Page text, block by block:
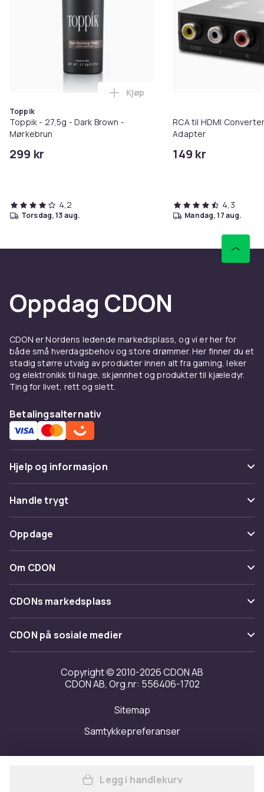
Toppik
Toppik - 27,5g - Dark Brown -
Mørkebrun
299 kr
Legg Toppik - 27,5g - Dark
Kjøp
4,2
torsdag, 13 aug.
RCA til HDMI
Adapter
149 kr
4,3
mandag, 17 aug.
Oppdag CDON
CDON er Nordens ledende markedsplass, og vi er her for
både små hverdagsbehov og store drømmer. Her finner du et
stadig større utvalg av produkter innen alt fra gaming, leker
og elektronikk til hage, skjønnhet og produkter til kjæledyr.
Ting for livet, rett og slett.
Betalingsalternativ
Hjelp og informasjon
Vanlige spørsmål
Spor pakke
Angre & returner her
Kontakt oss
Handle trygt
Betaling
Levering
Tilbakekallinger
Oppdage
Kategorier
Varemerker
Om CDON
Om oss
Kundeanmeldelser
Jobbe på CDON
Investor relations
Tilgjengelighet
CDONs markedsplass
Merchant Help Center
CDON på sosiale medier
Copyright © 2010-2026 CDON AB
CDON AB, Org.nr: 556406-1702
Sitemap
Samtykkepreferanser
Legg Puluz
Legg i handlekurv